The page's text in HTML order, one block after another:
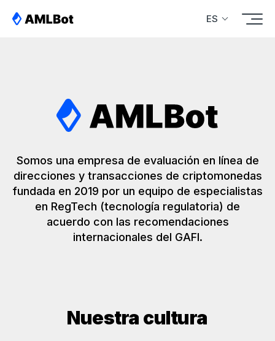
ES
Somos una empresa de evaluación en línea de
direcciones y transacciones de criptomonedas
fundada en 2019 por un equipo de especialistas
en RegTech (tecnología regulatoria) de
acuerdo con las recomendaciones
internacionales del GAFI.
Nuestra cultura